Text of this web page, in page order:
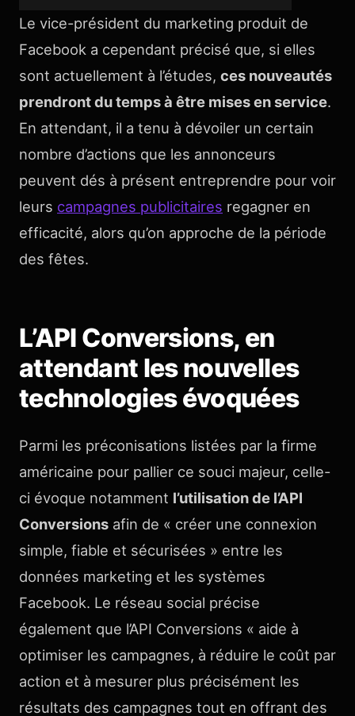
Le vice-président du marketing produit de
Facebook a cependant précisé que, si elles
sont actuellement à l’études, ces nouveautés
prendront du temps à être mises en service.
En attendant, il a tenu à dévoiler un certain
nombre d’actions que les annonceurs
peuvent dés à présent entreprendre pour voir
leurs campagnes publicitaires regagner en
efficacité, alors qu’on approche de la période
des fêtes.
L’API Conversions, en
attendant les nouvelles
technologies évoquées
Parmi les préconisations listées par la firme
américaine pour pallier ce souci majeur, celle-
ci évoque notamment l’utilisation de l’API
Conversions afin de « créer une connexion
simple, fiable et sécurisées » entre les
données marketing et les systèmes
Facebook. Le réseau social précise
également que l’API Conversions « aide à
optimiser les campagnes, à réduire le coût par
action et à mesurer plus précisément les
résultats des campagnes tout en offrant des